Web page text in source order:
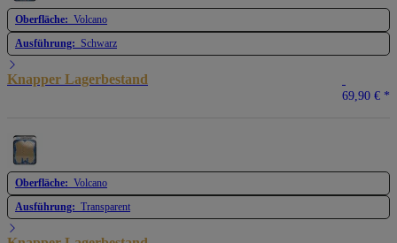
Oberfläche: Volcano
Ausführung: Schwarz
Knapper Lagerbestand
69,90 € *
Oberfläche: Volcano
Ausführung: Transparent